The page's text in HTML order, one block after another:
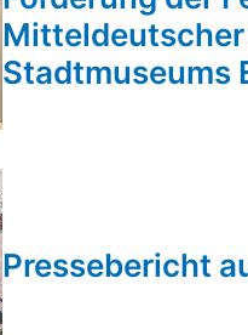
Stadtmuseums
Pressebericht